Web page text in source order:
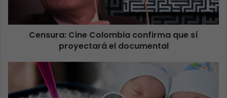
Censura: Cine Colombia confirma que sí
proyectará el documental